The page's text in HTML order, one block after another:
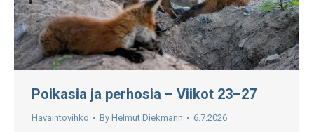
Poikasia ja perhosia – Viikot 23–27
Havaintovihko By Helmut Diekmann 6.7.2026